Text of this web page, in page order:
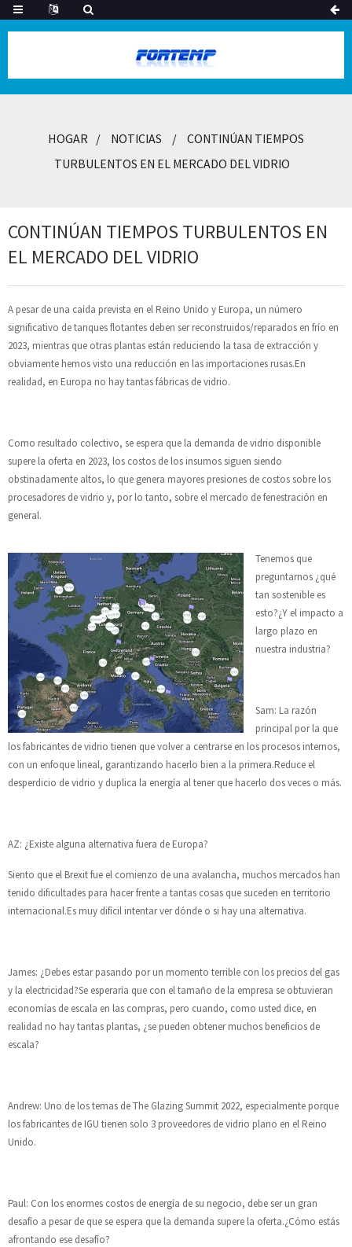
HOGAR NOTICIAS
CONTINÚAN TIEMPOS
TURBULENTOS EN EL MERCADO DEL VIDRIO
CONTINÚAN TIEMPOS TURBULENTOS EN
EL MERCADO DEL VIDRIO
A pesar de una caída prevista en el Reino Unido y Europa, un número
significativo de tanques flotantes deben ser reconstruidos/reparados en frío en
2023, mientras que otras plantas están reduciendo la tasa de extracción y
obviamente hemos visto una reducción en las importaciones rusas.En
realidad, en Europa no hay tantas fábricas de vidrio.
Como resultado colectivo, se espera que la demanda de vidrio disponible
supere la oferta en 2023, los costos de los insumos siguen siendo
obstinadamente altos, lo que genera mayores presiones de costos sobre los
procesadores de vidrio y, por lo tanto, sobre el mercado de fenestración en
general.
Tenemos que
preguntarnos ¿qué
tan sostenible es
esto?¿Y el impacto a
largo plazo en
nuestra industria?
Sam: La razón
principal por la que
los fabricantes de vidrio tienen que volver a centrarse en los procesos internos,
con un enfoque lineal, garantizando hacerlo bien a la primera.Reduce el
desperdicio de vidrio y duplica la energía al tener que hacerlo dos veces o más.
AZ: ¿Existe alguna alternativa fuera de Europa?
Siento que el Brexit fue el comienzo de una avalancha, muchos mercados han
tenido dificultades para hacer frente a tantas cosas que suceden en territorio
internacional.Es muy difícil intentar ver dónde o si hay una alternativa.
James: ¿Debes estar pasando por un momento terrible con los precios del gas
y la electricidad?Se esperaría que con el tamaño de la empresa se obtuvieran
economías de escala en las compras, pero cuando, como usted dice, en
realidad no hay tantas plantas, ¿se pueden obtener muchos beneficios de
escala?
Andrew: Uno de los temas de The Glazing Summit 2022, especialmente porque
los fabricantes de IGU tienen solo 3 proveedores de vidrio plano en el Reino
Unido.
Paul: Con los enormes costos de energía de su negocio, debe ser un gran
desafío a pesar de que se espera que la demanda supere la oferta.¿Cómo estás
afrontando ese desafío?